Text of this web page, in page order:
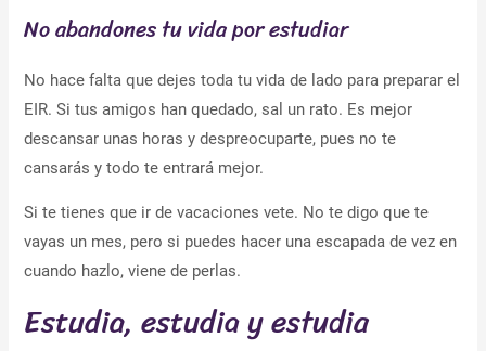
No abandones tu vida por estudiar
No hace falta que dejes toda tu vida de lado para preparar el
EIR. Si tus amigos han quedado, sal un rato. Es mejor
descansar unas horas y despreocuparte, pues no te
cansarás y todo te entrará mejor.
Si te tienes que ir de vacaciones vete. No te digo que te
vayas un mes, pero si puedes hacer una escapada de vez en
cuando hazlo, viene de perlas.
Estudia, estudia y estudia